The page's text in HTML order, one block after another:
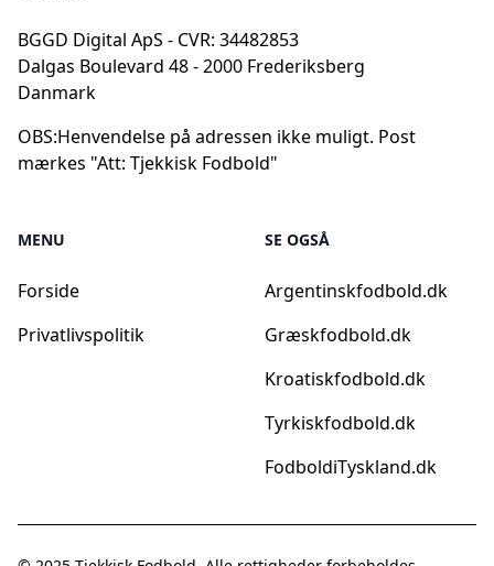
BGGD Digital ApS - CVR: 34482853
Dalgas Boulevard 48 - 2000 Frederiksberg
Danmark
OBS:Henvendelse på adressen ikke muligt. Post
mærkes "Att: Tjekkisk Fodbold"
MENU
Forside
Privatlivspolitik
SE OGSÅ
Argentinskfodbold.dk
Græskfodbold.dk
Kroatiskfodbold.dk
Tyrkiskfodbold.dk
FodboldiTyskland.dk